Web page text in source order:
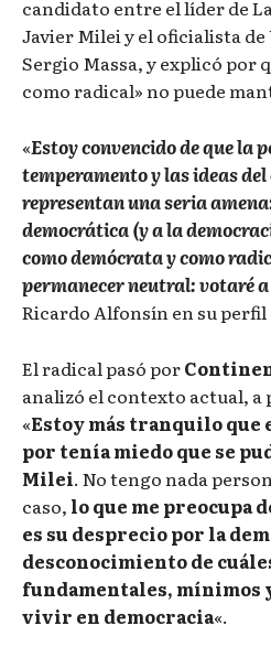
candidato entre el líder de
Javier Milei y el oficialista
Sergio Massa, y explicó por
como radical» no puede
«Estoy convencido de que la
temperamento y las ideas
representan una seria
democrática (y a la
como demócrata y como
permanecer neutral: votaré
Ricardo Alfonsín en su perfil
El radical pasó por
analizó el contexto actual, a
«Estoy más tranquilo
por tenía miedo que se
Milei. No tengo nada
caso, lo que me preocupa
es su desprecio por la
desconocimiento de
fundamentales, mínimos
vivir en democracia«.